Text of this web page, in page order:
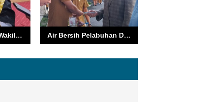
Sidak Mendadak, Wakil Walikota Ambon Temukan Makanan Kedaluwarsa di Dapur MBG Air Bersih Pelabuhan Dijamin, Pelindo Gandeng PDAM Tirta Yapono